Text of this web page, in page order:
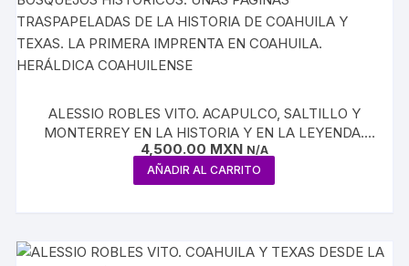
ALESSIO ROBLES VITO. ACAPULCO, SALTILLO Y
MONTERREY EN LA HISTORIA Y EN LA LEYENDA.
BOSQUEJOS HISTÓRICOS. UNAS PÁGINAS
TRASPAPELADAS DE LA HISTORIA DE COAHUILA Y
TEXAS. LA PRIMERA IMPRENTA EN COAHUILA.
4,500.00 MXN N/A
AÑADIR AL CARRITO